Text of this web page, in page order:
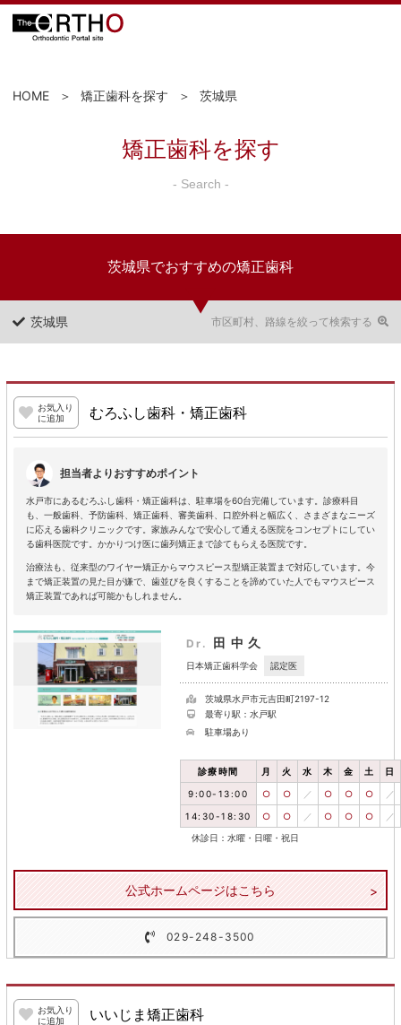
HOME 矯正歯科を探す 茨城県
矯正歯科を探す
- Search -
茨城県でおすすめの矯正歯科
茨城県 市区町村、路線を絞って検索する
お気入り
に追加
むろふし歯科・矯正歯科
担当者よりおすすめポイント
水戸市にあるむろふし歯科・矯正歯科は、駐車場を60台完備しています。診療科目
も、一般歯科、予防歯科、矯正歯科、審美歯科、口腔外科と幅広く、さまざまなニーズ
に応える歯科クリニックです。家族みんなで安心して通える医院をコンセプトにしてい
る歯科医院です。かかりつけ医に歯列矯正まで診てもらえる医院です。
治療法も、従来型のワイヤー矯正からマウスピース型矯正装置まで対応しています。今
まで矯正装置の見た目が嫌で、歯並びを良くすることを諦めていた人でもマウスピース
矯正装置であれば可能かもしれません。
Dr. 田中久
日本矯正歯科学会 認定医
茨城県水戸市元吉田町2197-12
最寄り駅：水戸駅
駐車場あり
診療時間 月 火 水 木 金 土 日
9:00-13:00 ○ ○ ／ ○ ○ ○ ／
14:30-18:30 ○ ○ ／ ○ ○ ○ ／
休診日：水曜・日曜・祝日
公式ホームページはこちら
029-248-3500
お気入り
に追加
いいじま矯正歯科